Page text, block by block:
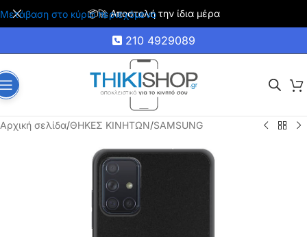
Μετάβαση στο κύριο περιεχόμενο
📦🚀 Αποστολή την ίδια μέρα
210 4929089
Αρχική σελίδα/ΘΗΚΕΣ ΚΙΝΗΤΩΝ/SAMSUNG